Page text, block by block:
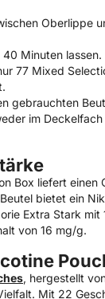
Oberlippe
Minuten lassen.
77 Mixed
gebrauchten
im
Box liefert einen
bietet ein
Extra Stark mit
von 16 mg/g.
, hergestellt
Mit 22